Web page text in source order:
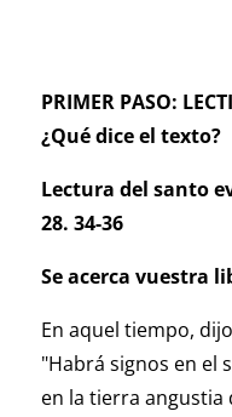
PRIMER PASO:
¿Qué dice el texto?
Lectura del santo
28. 34-36
Se acerca vuestra
En aquel tiempo,
"Habrá signos en el
en la tierra angustia